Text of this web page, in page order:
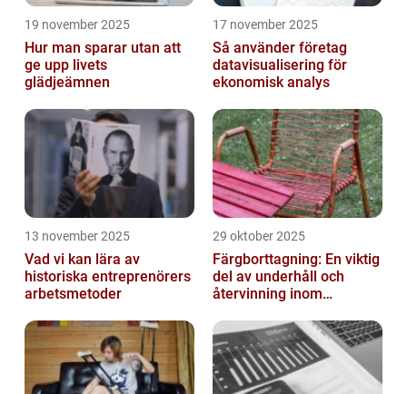
19 november 2025
Hur man sparar utan att
ge upp livets
glädjeämnen
17 november 2025
Så använder företag
datavisualisering för
ekonomisk analys
13 november 2025
Vad vi kan lära av
historiska entreprenörers
arbetsmetoder
29 oktober 2025
Färgborttagning: En viktig
del av underhåll och
återvinning inom